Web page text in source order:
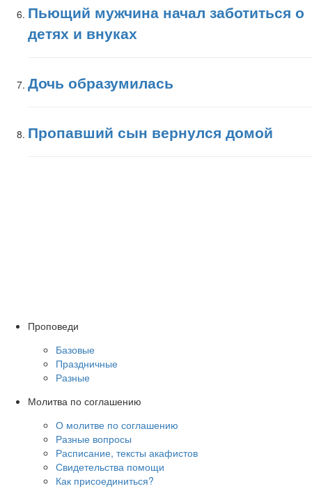
Пьющий мужчина начал заботиться о
детях и внуках
Дочь образумилась
Пропавший сын вернулся домой
Проповеди
Базовые
Праздничные
Разные
Молитва по соглашению
О молитве по соглашению
Разные вопросы
Расписание, тексты акафистов
Свидетельства помощи
Как присоединиться?